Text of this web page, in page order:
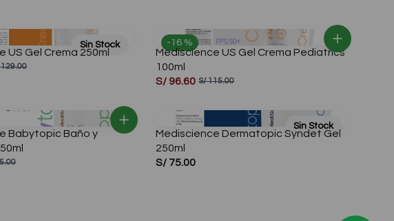
Sin Stock
US Gel Crema 250ml
-16 %
Mediscience US Gel Crema Pediatrics
100ml
S/ 96.60 S/ 115.00
Babytopic Baño y
Sin Stock
Mediscience Dermatopic Syndet Gel
250ml
S/ 75.00